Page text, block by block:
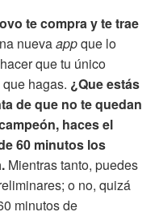
te compra y te trae
nuevaappque lo
que tu único
hagas. ¿Que estás
de que no te quedan
haces el
60 minutos los
Mientras tanto, puedes
o no, quizá
minutos de